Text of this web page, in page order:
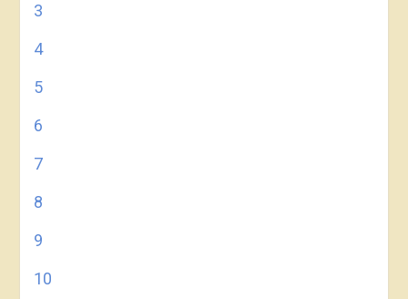
3
4
5
6
7
8
9
10